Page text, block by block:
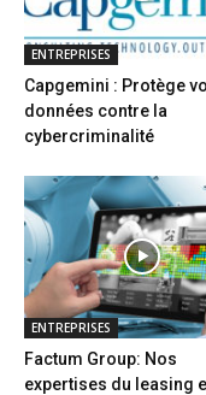
ENTREPRISES
Capgemini : Protège
données contre la
cybercriminalité
ENTREPRISES
Factum Group: Nos
expertises du leasing